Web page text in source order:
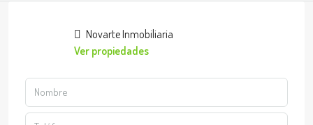
Novarte Inmobiliaria
Ver propiedades